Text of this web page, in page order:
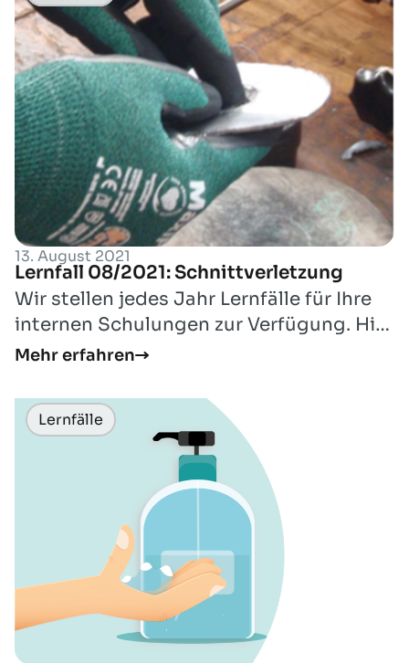
13. August 2021
Lernfall 08/2021: Schnittverletzung
Wir stellen jedes Jahr Lernfälle für Ihre
internen Schulungen zur Verfügung. Hier
finden Sie den Lernfall für den Mon...
Mehr erfahren
Lernfälle